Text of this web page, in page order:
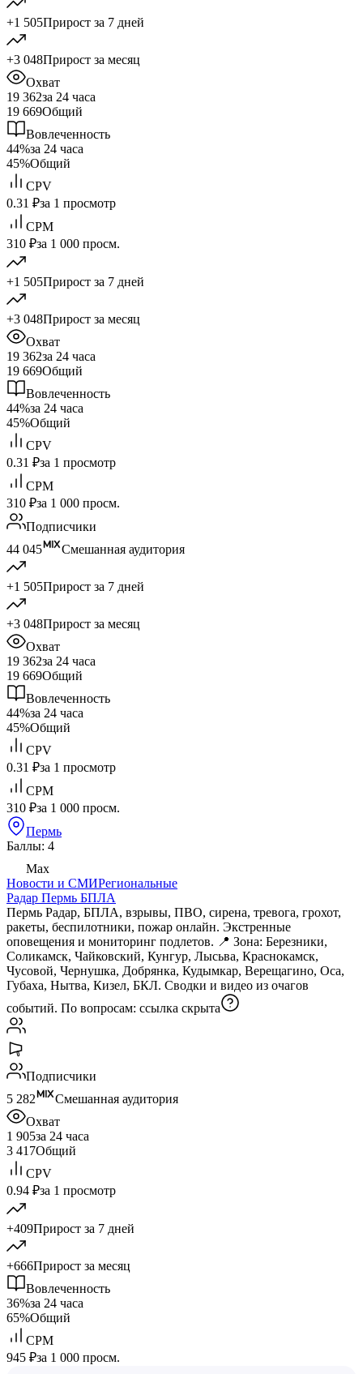
+1 505Прирост за 7 дней
+3 048Прирост за месяц
Охват
19 362за 24 часа
19 669Общий
Вовлеченность
44%за 24 часа
45%Общий
CPV
0.31 ₽за 1 просмотр
CPM
310 ₽за 1 000 просм.
+1 505Прирост за 7 дней
+3 048Прирост за месяц
Охват
19 362за 24 часа
19 669Общий
Вовлеченность
44%за 24 часа
45%Общий
CPV
0.31 ₽за 1 просмотр
CPM
310 ₽за 1 000 просм.
Подписчики
44 045
Смешанная аудитория
+1 505Прирост за 7 дней
+3 048Прирост за месяц
Охват
19 362за 24 часа
19 669Общий
Вовлеченность
44%за 24 часа
45%Общий
CPV
0.31 ₽за 1 просмотр
CPM
310 ₽за 1 000 просм.
Пермь
Баллы: 4
Max
Новости и СМИРегиональные
Радар Пермь БПЛА
Пермь Радар, БПЛА, взрывы, ПВО, сирена, тревога, грохот,
ракеты, беспилотники, пожар онлайн. Экстренные
оповещения и мониторинг подлетов. 📍 Зона: Березники,
Соликамск, Чайковский, Кунгур, Лысьва, Краснокамск,
Чусовой, Чернушка, Добрянка, Кудымкар, Верещагино, Оса,
Губаха, Нытва, Кизел, БКЛ. Сводки и видео из очагов
событий. По вопросам: ссылка скрыта
Подписчики
5 282
Смешанная аудитория
Охват
1 905за 24 часа
3 417Общий
CPV
0.94 ₽за 1 просмотр
+409Прирост за 7 дней
+666Прирост за месяц
Вовлеченность
36%за 24 часа
65%Общий
CPM
945 ₽за 1 000 просм.